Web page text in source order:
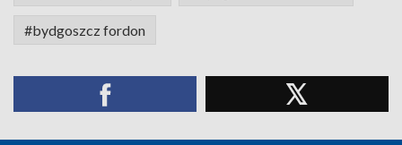
#bydgoszcz fordon